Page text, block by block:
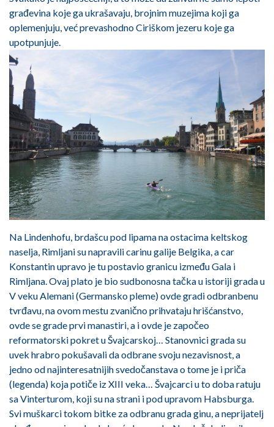
građevina koje ga ukrašavaju, brojnim muzejima koji ga
oplemenjuju, već prevashodno Ciriškom jezeru koje ga
upotpunjuje.
Na Lindenhofu, brdašcu pod lipama na ostacima keltskog
naselja, Rimljani su napravili carinu galije Belgika, a car
Konstantin upravo je tu postavio granicu između Gala i
Rimljana. Ovaj plato je bio sudbonosna tačka u istoriji grada u
V veku Alemani (Germansko pleme) ovde gradi odbranbenu
tvrđavu, na ovom mestu zvanično prihvataju hrišćanstvo,
ovde se grade prvi manastiri, a i ovde je započeo
reformatorski pokret u Švajcarskoj… Stanovnici grada su
uvek hrabro pokušavali da odbrane svoju nezavisnost, a
jedno od najinteresatnijih svedočanstava o tome je i priča
(legenda) koja potiče iz XIII veka… Švajcarci u to doba ratuju
sa Vinterturom, koji su na strani i pod upravom Habsburga.
Svi muškarci tokom bitke za odbranu grada ginu, a neprijatelj